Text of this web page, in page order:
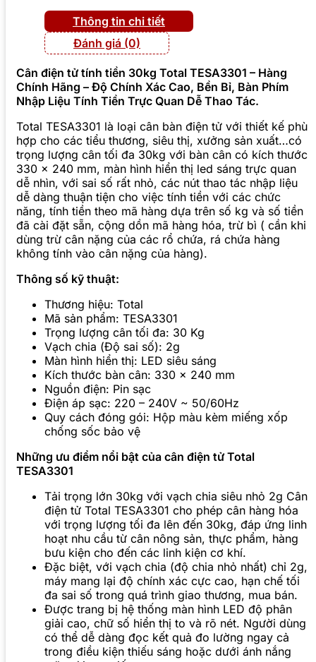
Thông tin chi tiết
Đánh giá (0)
Cân điện tử tính tiền 30kg Total TESA3301 – Hàng
Chính Hãng – Độ Chính Xác Cao, Bền Bỉ, Bàn Phím
Nhập Liệu Tính Tiền Trực Quan Dễ Thao Tác.
Total TESA3301 là loại cân bàn điện tử với thiết kế phù
hợp cho các tiểu thương, siêu thị, xưởng sản xuất…có
trọng lượng cân tối đa 30kg với bàn cân có kích thước
330 x 240 mm, màn hình hiển thị led sáng trực quan
dễ nhìn, với sai số rất nhỏ, các nút thao tác nhập liệu
dễ dàng thuận tiện cho việc tính tiền với các chức
năng, tính tiền theo mã hàng dựa trên số kg và số tiền
đã cài đặt sẵn, cộng dồn mã hàng hóa, trừ bì ( cần khi
dùng trừ cân nặng của các rổ chứa, rá chứa hàng
không tính vào cân nặng của hàng).
Thông số kỹ thuật:
Thương hiệu: Total
Mã sản phẩm: TESA3301
Trọng lượng cân tối đa: 30 Kg
Vạch chia (Độ sai số): 2g
Màn hình hiển thị: LED siêu sáng
Kích thước bàn cân: 330 x 240 mm
Nguồn điện: Pin sạc
Điện áp sạc: 220 – 240V ~ 50/60Hz
Quy cách đóng gói: Hộp màu kèm miếng xốp
chống sốc bảo vệ
Những ưu điểm nổi bật của cân điện tử Total
TESA3301
Tải trọng lớn 30kg với vạch chia siêu nhỏ 2g Cân
điện tử Total TESA3301 cho phép cân hàng hóa
với trọng lượng tối đa lên đến 30kg, đáp ứng linh
hoạt nhu cầu từ cân nông sản, thực phẩm, hàng
bưu kiện cho đến các linh kiện cơ khí.
Đặc biệt, với vạch chia (độ chia nhỏ nhất) chỉ 2g,
máy mang lại độ chính xác cực cao, hạn chế tối
đa sai số trong quá trình giao thương, mua bán.
Được trang bị hệ thống màn hình LED độ phân
giải cao, chữ số hiển thị to và rõ nét. Người dùng
có thể dễ dàng đọc kết quả đo lường ngay cả
trong điều kiện thiếu sáng hoặc dưới ánh nắng